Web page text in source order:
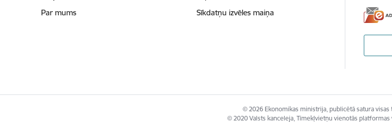
Par mums
Sīkdatņu izvēles maiņa
© 2026 Ekonomikas ministrija, publicētā satura visas
© 2020 Valsts kanceleja, Tīmekļvietņu vienotās platformas